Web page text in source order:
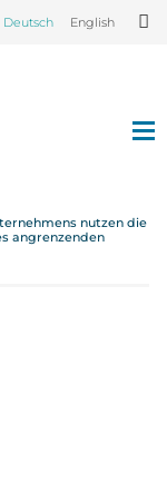
Deutsch English
nutzen die
angrenzenden